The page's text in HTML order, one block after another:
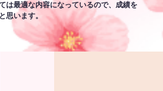
は最適な内容になっているので、成績を
思います。